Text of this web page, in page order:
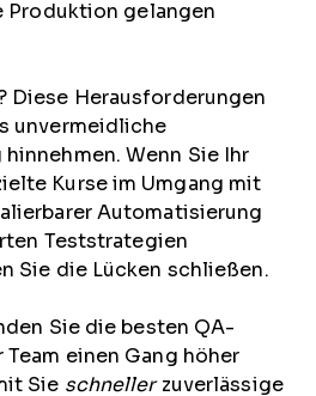
gelangen
Diese Herausforderungen
unvermeidliche
Wenn Sie Ihr
Kurse im Umgang mit
Automatisierung
Teststrategien
Sie die Lücken schließen.
Sie die besten QA-
Team einen Gang höher
Sie schnellerzuverlässige